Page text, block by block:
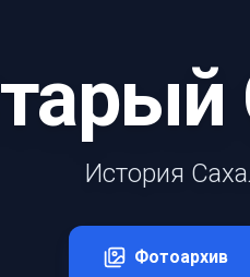
История
Фотоархив